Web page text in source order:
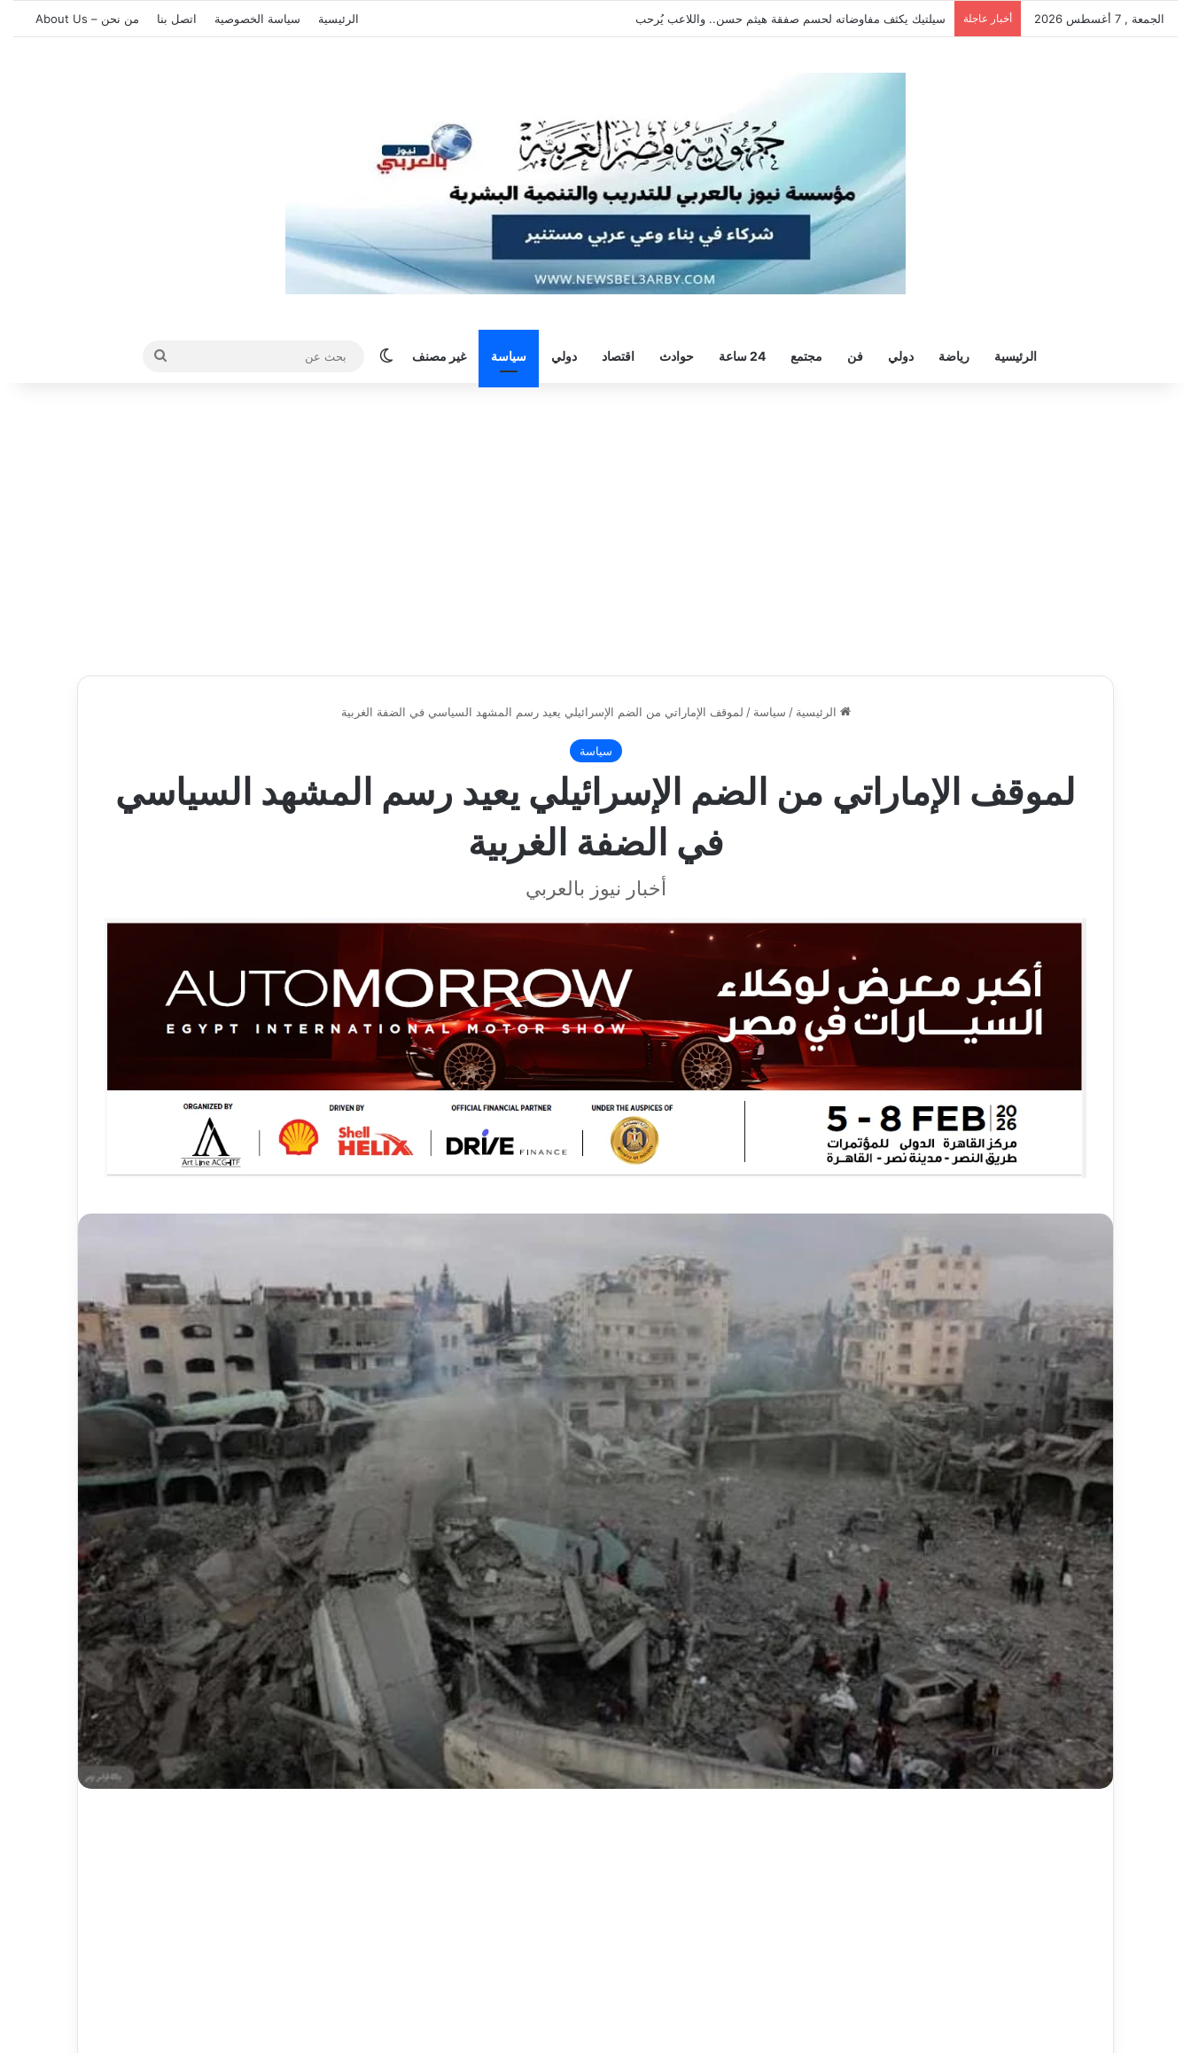
الجمعة , 7 أغسطس 2026 أخبار عاجلة الزمالك يرفض رحيل خوان بيزيرا ويطالبه بالعودة الفورية للتدريبات الرئيسية سياسة الخصوصية اتصل بنا من نحن – About Us
الرئيسية رياضة دولي فن مجتمع 24 ساعة حوادث اقتصاد دولي سياسة غير مصنف الوضع المظلم
بحث
الرئيسية / سياسة / لموقف الإماراتي من الضم الإسرائيلي يعيد رسم المشهد السياسي في الضفة الغربية
سياسة
لموقف الإماراتي من الضم الإسرائيلي يعيد رسم المشهد السياسي
في الضفة الغربية
أخبار نيوز بالعربي